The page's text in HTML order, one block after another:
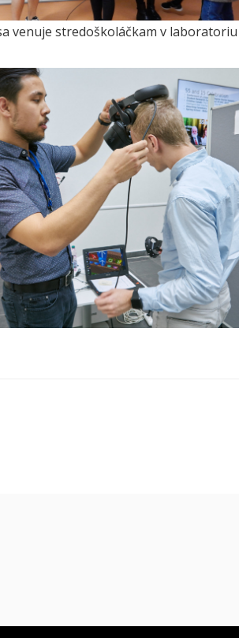
venuje stredoškoláčkam v laboratoriu